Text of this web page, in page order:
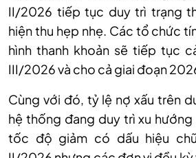
II/2026 tiếp tục duy trì trạng
hiện thu hẹp nhẹ. Các tổ chức
hình thanh khoản sẽ tiếp tục
III/2026 và cho cả giai đoạn
Cùng với đó, tỷ lệ nợ xấu trên
hệ thống đang duy trì xu hướng
tốc độ giảm có dấu hiệu